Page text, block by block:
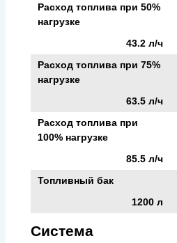
Расход топлива при 50%
нагрузке
43.2 л/ч
Расход топлива при 75%
нагрузке
63.5 л/ч
Расход топлива при
100% нагрузке
85.5 л/ч
Топливный бак
1200 л
Система